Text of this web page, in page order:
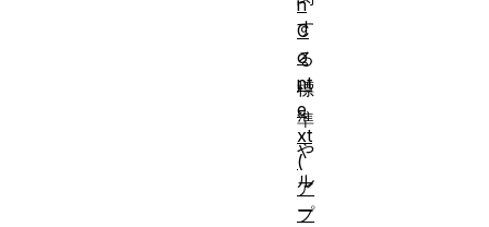
す
る
標
準
や
ル
ー
n
C
o
nt
e
xt
(
ア
プ